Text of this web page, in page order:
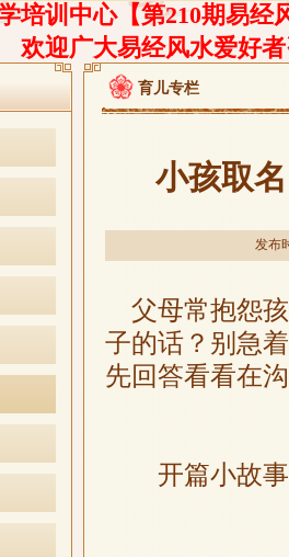
培训中心【第210期易经
欢迎广大易经风水爱好
育儿专栏
小孩取
发布
父母常抱怨孩
子的话？别急
先回答看看在
开篇小故事